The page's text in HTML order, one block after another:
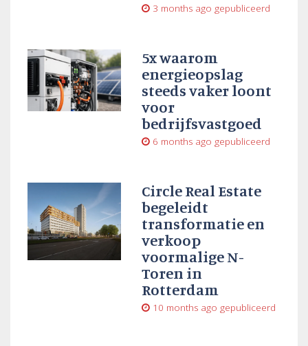
3 months ago gepubliceerd
5x waarom
energieopslag
steeds vaker loont
voor
bedrijfsvastgoed
6 months ago gepubliceerd
Circle Real Estate
begeleidt
transformatie en
verkoop
voormalige N-
Toren in
Rotterdam
10 months ago gepubliceerd